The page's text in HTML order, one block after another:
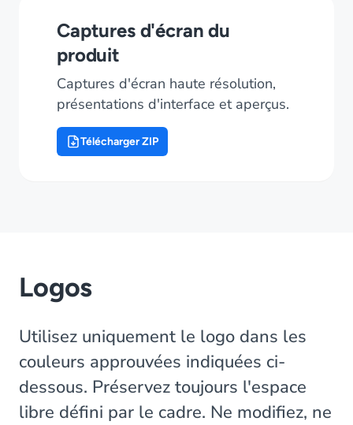
Captures d'écran du
produit
Captures d'écran haute résolution,
présentations d'interface et aperçus.
Télécharger ZIP
Logos
Utilisez uniquement le logo dans les
couleurs approuvées indiquées ci-
dessous. Préservez toujours l'espace
libre défini par le cadre. Ne modifiez, ne